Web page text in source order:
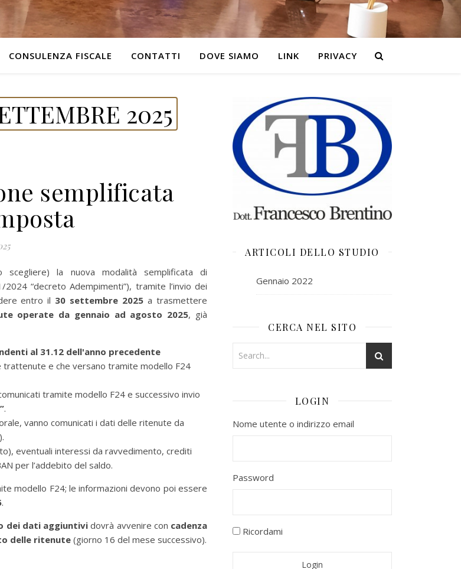
CONSULENZA FISCALE CONTATTI DOVE SIAMO LINK PRIVACY
2025
semplificata
scegliere) la nuova modalità semplificata di
“decreto Adempimenti”), tramite l’invio dei
entro il 30 settembre 2025 a trasmettere
operate da gennaio ad agosto 2025, già
al 31.12 dell'anno precedente
e che versano tramite modello F24
tramite modello F24 e successivo invio
.
vanno comunicati i dati delle ritenute da
eventuali interessi da ravvedimento, crediti
per l’addebito del saldo.
modello F24; le informazioni devono poi essere
.
dei dati aggiuntividovrà avvenire con cadenza
delle ritenute (giorno 16 del mese successivo).
ARTICOLI DELLO STUDIO
Gennaio 2022
CERCA NEL SITO
LOGIN
Nome utente o indirizzo email
Password
Ricordami